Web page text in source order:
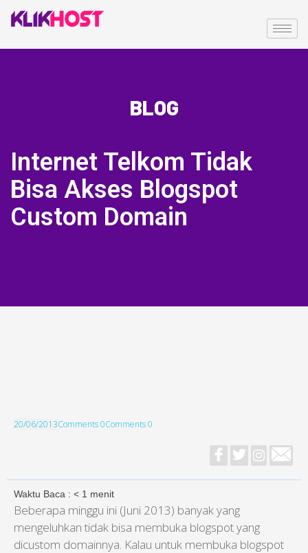
BLOG
Internet Telkom Tidak
Bisa Akses Blogspot
Custom Domain
20/06/2013Comments 0Comments 0
Waktu Baca : < 1 menit
Beberapa minggu ini (Juni 2013) banyak yang
mengeluhkan tidak bisa membuka blogspot yang
dicustom domainnya. Kalau untuk membuka blogspot